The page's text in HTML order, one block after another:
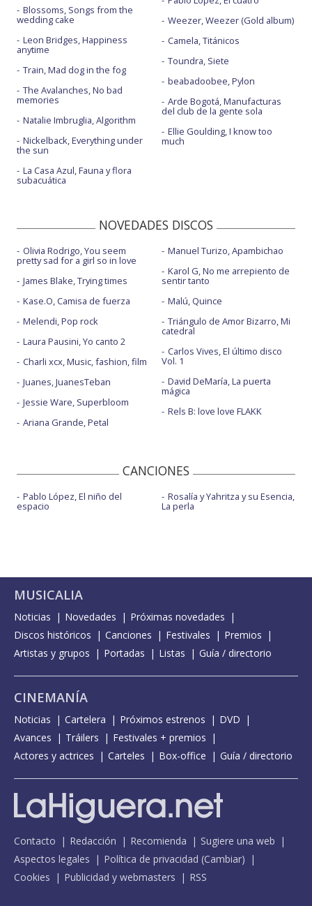
Blossoms, Songs from the
wedding cake
Leon Bridges, Happiness
anytime
Train, Mad dog in the fog
The Avalanches, No bad
memories
Natalie Imbruglia, Algorithm
Nickelback, Everything under
the sun
La Casa Azul, Fauna y flora
subacuática
Weezer, Weezer (Gold album)
Camela, Titánicos
Toundra, Siete
beabadoobee, Pylon
Arde Bogotá, Manufacturas
del club de la gente sola
Ellie Goulding, I know too
much
NOVEDADES DISCOS
Olivia Rodrigo, You seem
pretty sad for a girl so in love
James Blake, Trying times
Kase.O, Camisa de fuerza
Melendi, Pop rock
Laura Pausini, Yo canto 2
Charli xcx, Music, fashion, film
Juanes, JuanesTeban
Jessie Ware, Superbloom
Ariana Grande, Petal
Manuel Turizo, Apambichao
Karol G, No me arrepiento de
sentir tanto
Malú, Quince
Triángulo de Amor Bizarro, Mi
catedral
Carlos Vives, El último disco
Vol. 1
David DeMaría, La puerta
mágica
Rels B: love love FLAKK
CANCIONES
Pablo López, El niño del
espacio
Rosalía y Yahritza y su Esencia,
La perla
MUSICALIA
Noticias Novedades
Próximas novedades
Discos históricos
Canciones Festivales
Premios
Artistas y grupos
Portadas Listas Guía / directorio
CINEMANÍA
Noticias Cartelera Próximos estrenos
DVD
Avances
Tráilers
Festivales + premios
Actores y actrices
Carteles Box-office Guía / directorio
Contacto Redacción Recomienda
Sugiere una web
Aspectos legales
Política de privacidad (Cambiar)
Cookies
Publicidad y webmasters RSS